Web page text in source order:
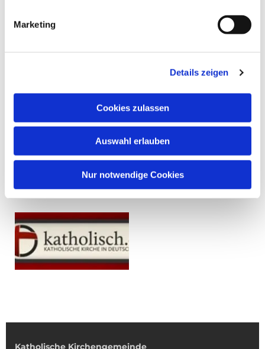
Marketing
Details zeigen
Cookies zulassen
Auswahl erlauben
Nur notwendige Cookies
Katholische Kirchengemeinde